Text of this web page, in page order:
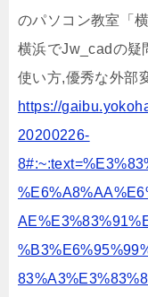
のパソコン教室「
横浜でJw_cadの疑
使い方,優秀な外部
https://
20200226-